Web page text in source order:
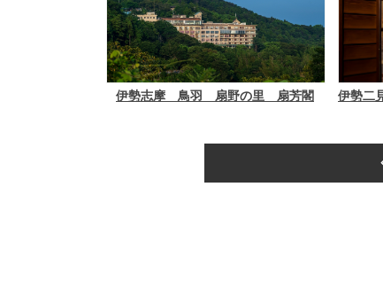
伊勢志摩 鳥羽 扇野の里 扇芳閣